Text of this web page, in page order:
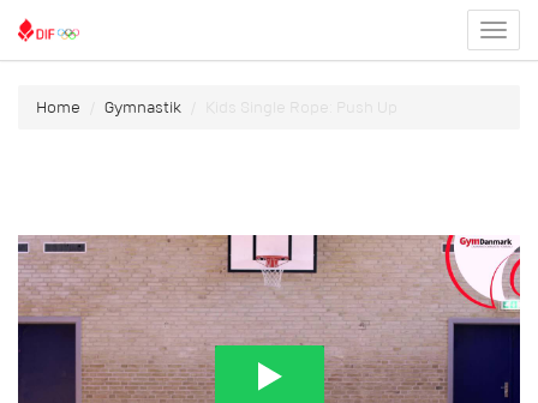
menu
Home Gymnastik Kids Single Rope: Push Up